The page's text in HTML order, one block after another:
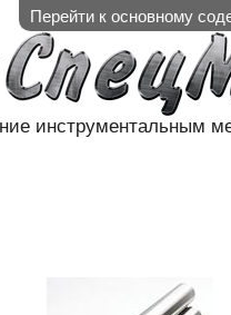
Перейти к основному
инструментальным